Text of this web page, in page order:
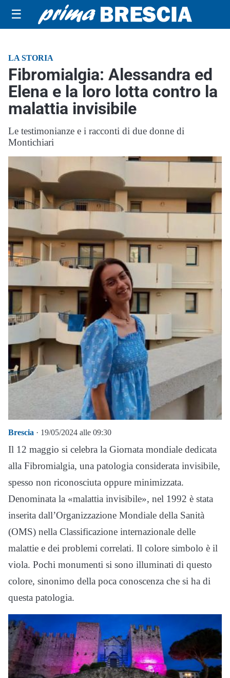
☰
LA STORIA
Fibromialgia: Alessandra ed
Elena e la loro lotta contro la
malattia invisibile
Le testimonianze e i racconti di due donne di
Montichiari
Brescia · 19/05/2024 alle 09:30
Il 12 maggio si celebra la Giornata mondiale dedicata
alla Fibromialgia, una patologia considerata invisibile,
spesso non riconosciuta oppure minimizzata.
Denominata la «malattia invisibile», nel 1992 è stata
inserita dall’Organizzazione Mondiale della Sanità
(OMS) nella Classificazione internazionale delle
malattie e dei problemi correlati. Il colore simbolo è il
viola. Pochi monumenti si sono illuminati di questo
colore, sinonimo della poca conoscenza che si ha di
questa patologia.